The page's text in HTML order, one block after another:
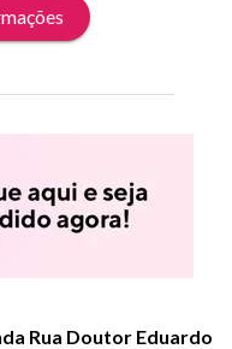
Rua Doutor Eduardo